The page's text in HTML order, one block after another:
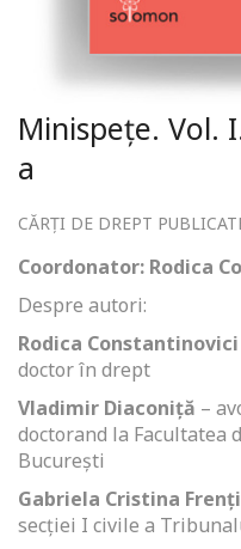
Minispețe. Vol.
a
CĂRȚI DE DREPT
Coordonator: Rodica
Despre autori:
Rodica Constantinovici
doctor în drept
Vladimir Diaconiță –
doctorand la Facultatea
București
Gabriela Cristina
secţiei I civile a